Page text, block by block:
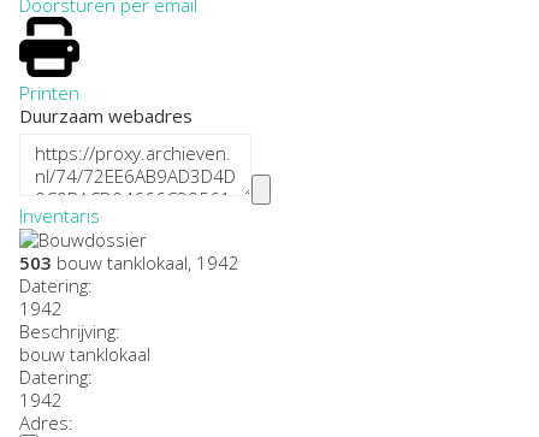
Printen
Duurzaam webadres
Inventaris
503 bouw tanklokaal, 1942
Datering:
1942
Beschrijving:
bouw tanklokaal
Datering:
1942
Adres: